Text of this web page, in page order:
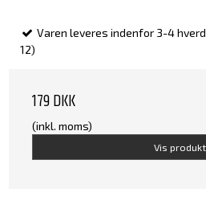
Varen leveres indenfor 3-4
12)
179 DKK
(inkl. moms)
Vis produkt